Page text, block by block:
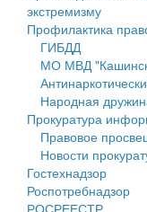
Деятельность МУ
Нормативы
Правила
Генеральные
Проекты
Собрание депутатов
экстремизму
Профилактика
ГИБДД
МО МВД
Народная
Прокуратура
Правовое
Новости
Гостехнадзор
Роспотребнадзор
РОСРЕЕСТР